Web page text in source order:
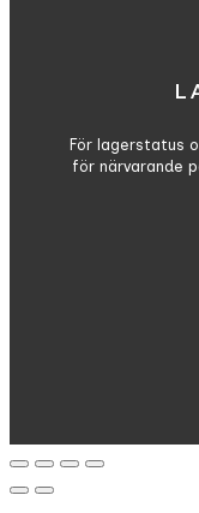
För lagerstatus
för närvarande